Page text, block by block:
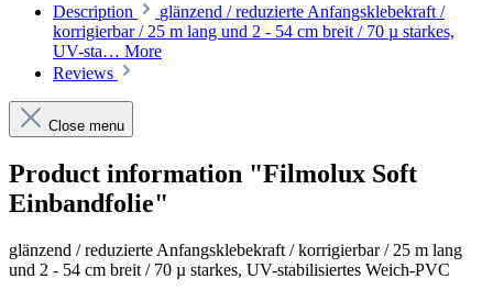
Description
glänzend / reduzierte Anfangsklebekraft /
korrigierbar / 25 m lang und 2 - 54 cm breit / 70 µ starkes,
UV-sta… More
Reviews
Close menu
Product information "Filmolux Soft
Einbandfolie"
glänzend /reduzierte Anfangsklebekraft / korrigierbar /25 m lang
und 2 - 54 cm breit / 70 µ starkes, UV-stabilisiertes Weich-PVC